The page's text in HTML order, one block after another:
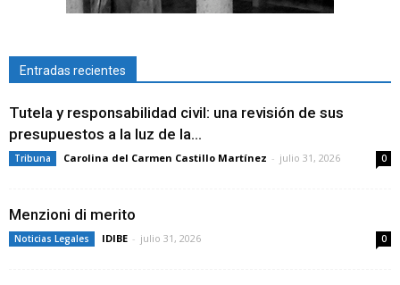
Entradas recientes
Tutela y responsabilidad civil: una revisión de sus
presupuestos a la luz de la...
Tribuna Carolina del Carmen Castillo Martínez - julio 31, 2026 0
Menzioni di merito
Noticias Legales IDIBE - julio 31, 2026 0